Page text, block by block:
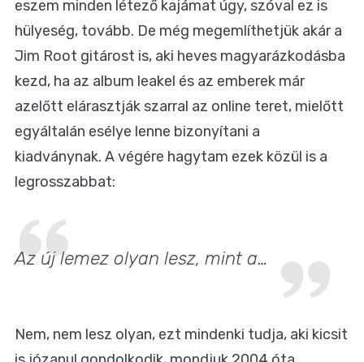
eszem minden létező kajámat úgy, szóval ez is
hülyeség, tovább. De még megemlíthetjük akár a
Jim Root gitárost is, aki heves magyarázkodásba
kezd, ha az album leakel és az emberek már
azelőtt elárasztják szarral az online teret, mielőtt
egyáltalán esélye lenne bizonyítani a
kiadványnak. A végére hagytam ezek közül is a
legrosszabbat:
Az új lemez olyan lesz, mint a…
Nem, nem lesz olyan, ezt mindenki tudja, aki kicsit